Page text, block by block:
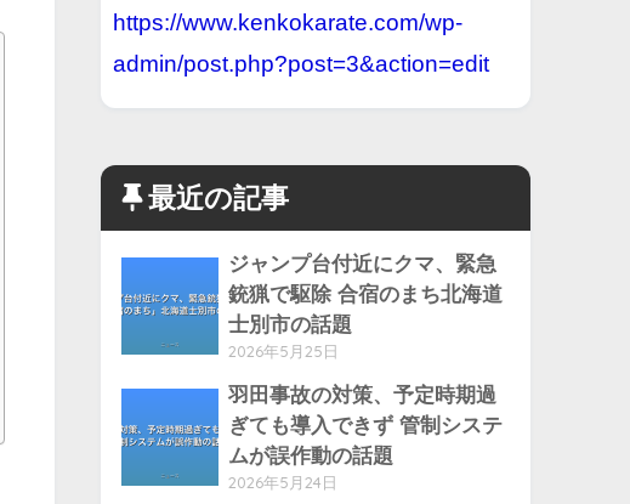
https://www.kenkokarate.com/wp-
admin/post.php?post=3&action=edit
最近の記事
ジャンプ台付近にクマ、緊急
銃猟で駆除 合宿のまち北海道
士別市の話題
2026年5月25日
羽田事故の対策、予定時期過
ぎても導入できず 管制システ
ムが誤作動の話題
2026年5月24日